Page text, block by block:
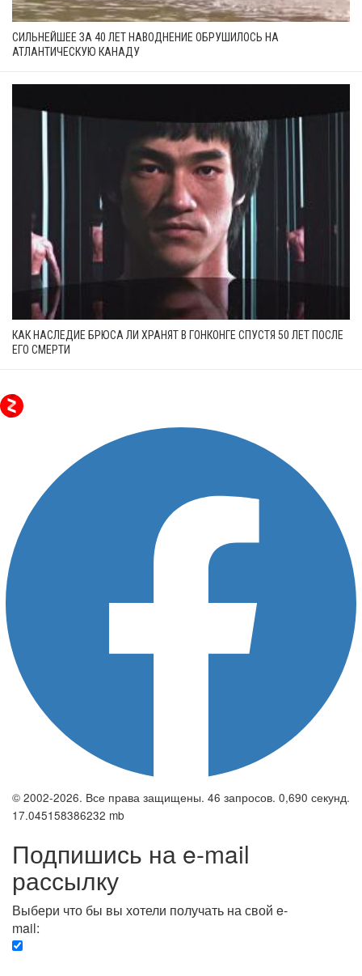
СИЛЬНЕЙШЕЕ ЗА 40 ЛЕТ НАВОДНЕНИЕ ОБРУШИЛОСЬ НА
АТЛАНТИЧЕСКУЮ КАНАДУ
КАК НАСЛЕДИЕ БРЮСА ЛИ ХРАНЯТ В ГОНКОНГЕ СПУСТЯ 50 ЛЕТ ПОСЛЕ
ЕГО СМЕРТИ
© 2002-2026. Все права защищены. 46 запросов. 0,690 секунд.
17.045158386232 mb
Подпишись на e-mail
рассылку
Выбери что бы вы хотели получать на свой e-
mail: